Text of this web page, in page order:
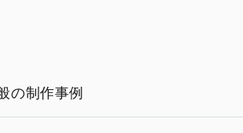
の制作事例